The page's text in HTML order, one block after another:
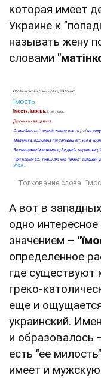
которая имеет
Украине к
называть жену
словами
А вот в
одно
значением –
определенное
где существуют
греко-
еще и
украинский.
и образовалось
есть "ее
имеет и